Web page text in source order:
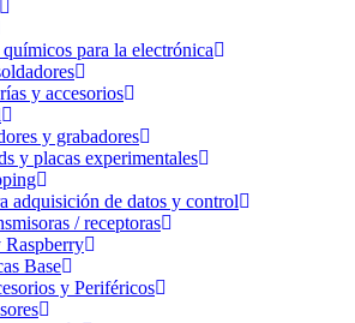
para la electrónica
y accesorios
y grabadores
y placas experimentales
adquisición de datos y control
/ receptoras
Base
y Periféricos